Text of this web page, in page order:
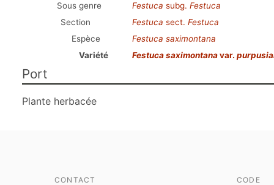
Sous genre
Festuca subg. Festuca
Section
Festuca sect. Festuca
Espèce
Festuca saximontana
Variété
Festuca saximontanavar.
Port
Plante herbacée
CONTACT CODE